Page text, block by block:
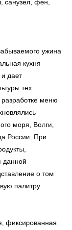
санузел, фен,
ужина
кухня
дает
тех
меню
моря, Волги,
России. При
данной
о том
палитру
фиксированная